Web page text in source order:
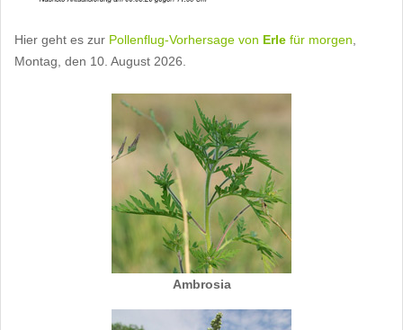
Hier geht es zur Pollenflug-Vorhersage von Erle für morgen
Montag, den 10. August 2026.
Ambrosia